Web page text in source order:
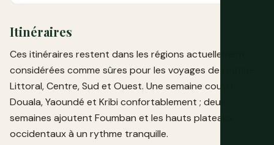
Itinéraires
Ces itinéraires restent dans les régions actuellement
considérées comme sûres pour les voyages de routine :
Littoral, Centre, Sud et Ouest. Une semaine couvre
Douala, Yaoundé et Kribi confortablement ; deux
semaines ajoutent Foumban et les hauts plateaux
occidentaux à un rythme tranquille.